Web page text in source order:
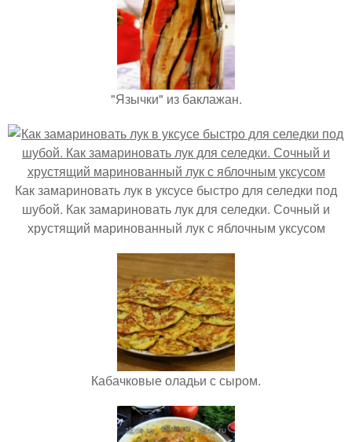
"Язычки" из баклажан.
Как замариновать лук в уксусе быстро для селедки под
шубой. Как замариновать лук для селедки. Сочный и
хрустящий маринованный лук с яблочным уксусом
Кабачковые оладьи с сыром.